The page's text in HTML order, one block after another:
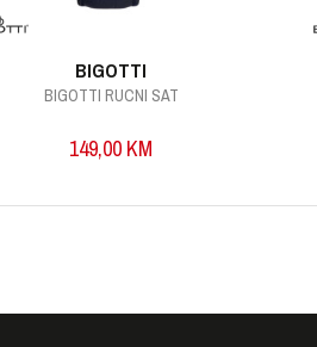
BIGOTTI
BIGOTTI RUCNI SAT
149,00 KM